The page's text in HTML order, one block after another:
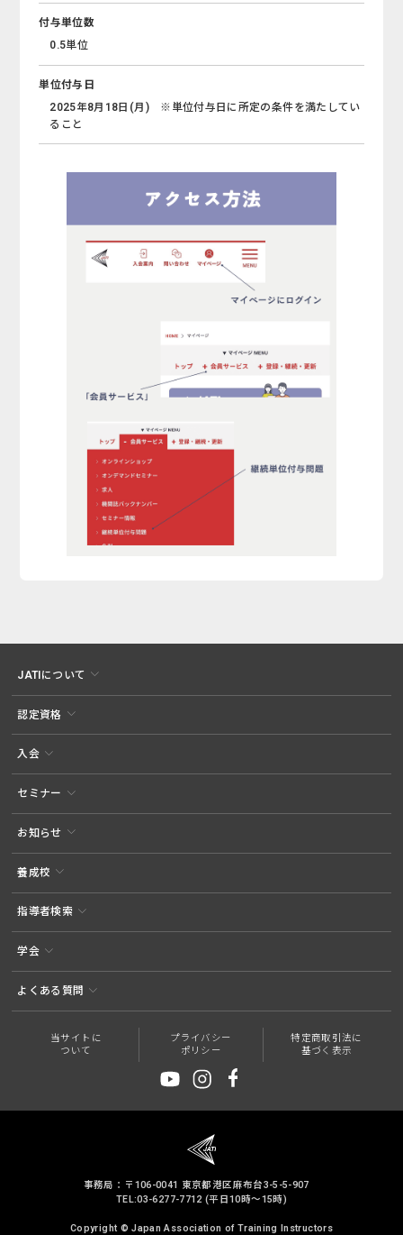
付与単位数
0.5単位
単位付与日
2025年8月18日(月) ※単位付与日に所定の条件を満たしてい
ること
JATIについて
認定資格
入会
セミナー
お知らせ
養成校
指導者検索
学会
よくある質問
当サイトに
ついて
プライバシー
ポリシー
特定商取引法に
基づく表示
事務局：〒106-0041 東京都港区麻布台3-5-5-907
TEL:03-6277-7712 (平日10時～15時)
Copyright © Japan Association of Training Instructors